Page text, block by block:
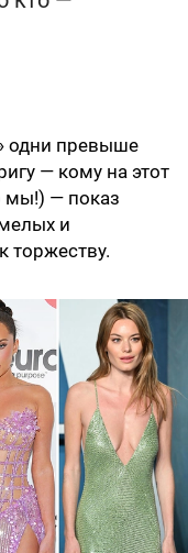
одни превыше
— кому на этот
мы!) — показ
и
торжеству.